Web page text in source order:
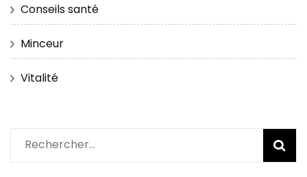
Conseils santé
Minceur
Vitalité
Rechercher :